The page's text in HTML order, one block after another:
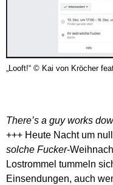
„Looft!“ © Kai von Kröcher
There’s a guy works
+++ Heute Nacht um
solche Fucker-
Lostrommel tummeln
Einsendungen, auch